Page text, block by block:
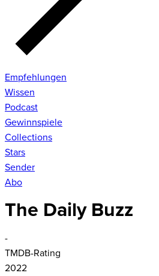
Empfehlungen
Wissen
Podcast
Gewinnspiele
Collections
Stars
Sender
Abo
The Daily Buzz
-
TMDB-Rating
2022